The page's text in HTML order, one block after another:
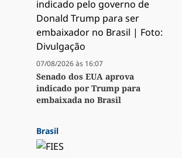
07/08/2026 às 16:07
Senado dos EUA aprova
indicado por Trump para
embaixada no Brasil
Brasil